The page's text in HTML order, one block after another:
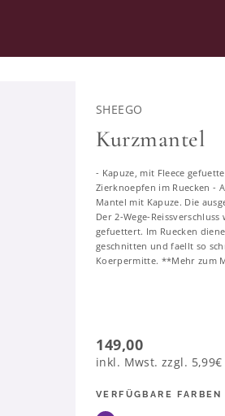
Mäntel in großen
944 ERGEBNISSE
SHEEGO
Kurzmantel
- Kapuze, mit Fleece
Zierknoepfen im Ruecken -
Mantel mit Kapuze. Die
Der 2-Wege-
gefuettert. Im Ruecken
geschnitten und faellt so
Koerpermitte. **Mehr zum
149,00
inkl. Mwst. zzgl. 5,99€
VERFÜGBARE FARBEN